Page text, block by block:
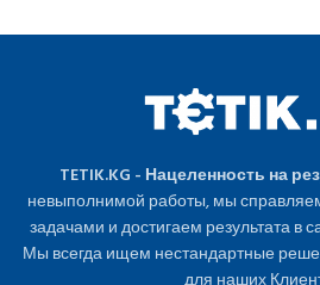
TETIK.KG - Нацеленность на
невыполнимой работы, мы
задачами и достигаем результата в
Мы всегда ищем нестандартные